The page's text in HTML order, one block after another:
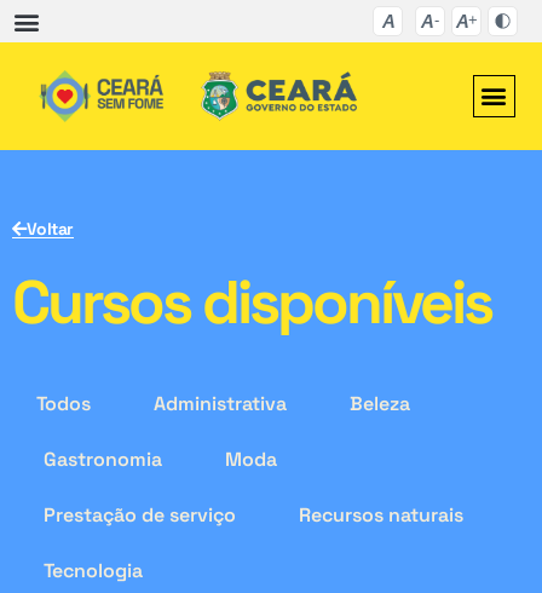
Voltar
Cursos disponíveis
Todos Administrativa Beleza
Gastronomia Moda
Prestação de serviço Recursos naturais
Tecnologia